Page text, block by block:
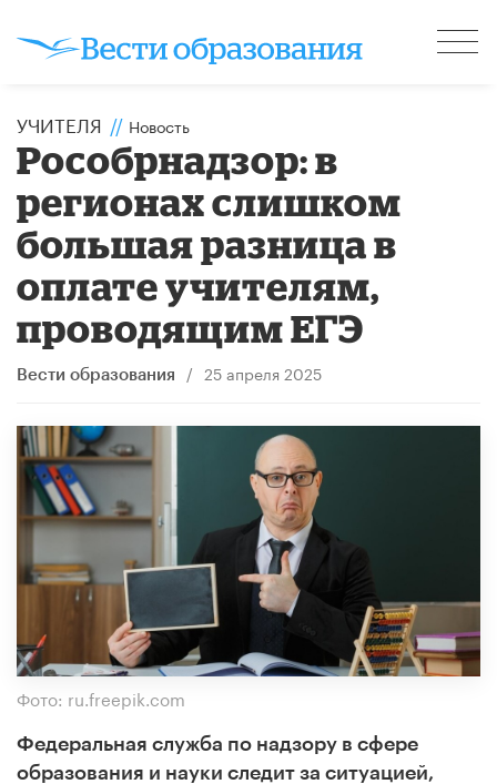
УЧИТЕЛЯ // Новость
Рособрнадзор: в
регионах слишком
большая разница в
оплате учителям,
проводящим ЕГЭ
Вести образования / 25 апреля 2025
Фото: ru.freepik.com
Федеральная служба по надзору в сфере
образования и науки следит за ситуацией,